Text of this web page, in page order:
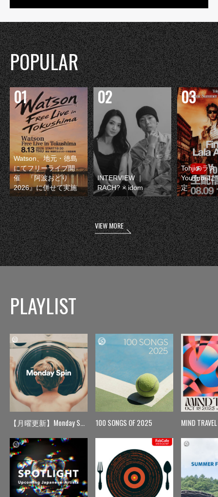
POPULAR
Watson、地元・徳島
にてフリーライブ開
催 『阿波おどり
2026』に併せて実施
INTERVIEW ｜
RACH? × idom
Tohjiのラス
YouTubeに
定
VIEW MORE
PLAYLIST
【月曜更新】Monday Spin 100 SONGS OF 2025 MIND TRAVEL